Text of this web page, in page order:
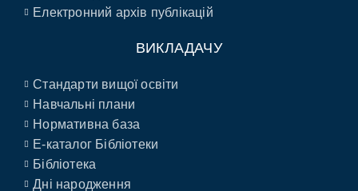
Електронний архів публікацій
ВИКЛАДАЧУ
Стандарти вищої освіти
Навчальні плани
Нормативна база
E-каталог Бібліотеки
Бібліотека
Дні народження